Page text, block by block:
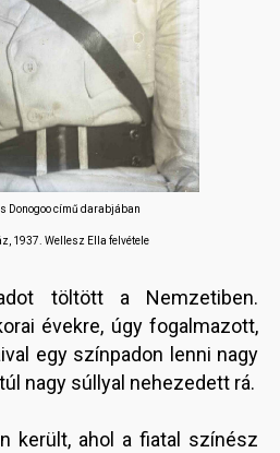
Donogoo című darabjában
1937. Wellesz Ella felvétele
töltött a Nemzetiben.
évekre, úgy fogalmazott,
egy színpadon lenni nagy
nagy súllyal nehezedett rá.
került, ahol a fiatal színész